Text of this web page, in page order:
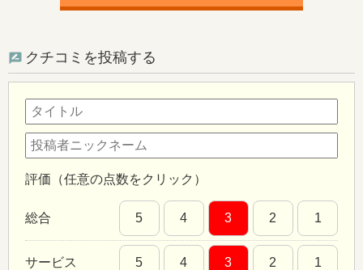
クチコミを投稿する
評価（任意の点数をクリック）
総合 5 4 3 2 1
サービス 5 4 3 2 1